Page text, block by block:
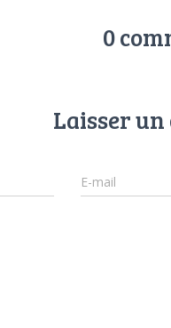
0
Laisser
E-mail